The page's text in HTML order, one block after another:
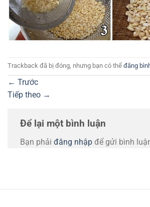
Trackback đã bị đóng, nhưng bạn có thể đăng
← Trước
Tiếp theo →
Để lại một bình luận
Bạn phải đăng nhập để gửi bình